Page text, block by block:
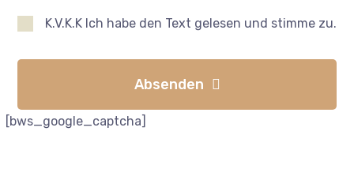
K.V.K.K Ich habe den Text gelesen und stimme zu.
Absenden
[bws_google_captcha]